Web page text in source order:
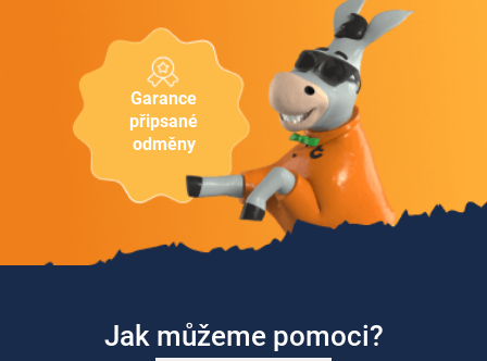
Garance
připsané
odměny
Jak můžeme pomoci?